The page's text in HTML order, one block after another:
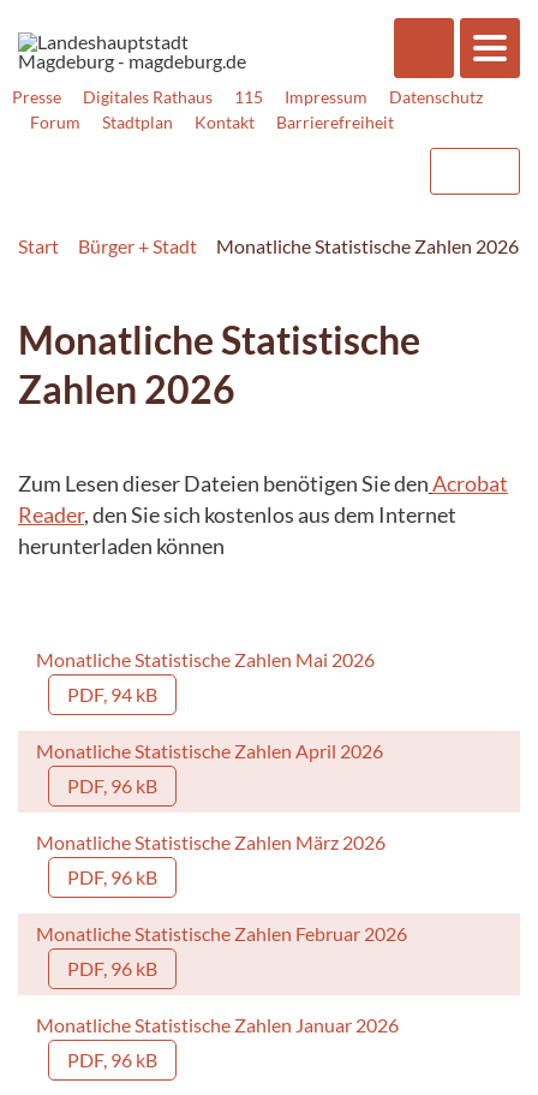
Presse Digitales Rathaus 115 Impressum
Datenschutz
Forum
Stadtplan Kontakt Barrierefreiheit
Start Bürger + Stadt Monatliche Statistische Zahlen 2026
Monatliche Statistische
Zahlen 2026
Zum Lesen dieser Dateien benötigen Sie denAcrobat
Reader, den Sie sich kostenlos aus dem Internet
herunterladen können
Monatliche Statistische Zahlen Mai 2026
PDF, 94 kB
Monatliche Statistische Zahlen April 2026
PDF, 96 kB
Monatliche Statistische Zahlen März 2026
PDF, 96 kB
Monatliche Statistische Zahlen Februar 2026
PDF, 96 kB
Monatliche Statistische Zahlen Januar 2026
PDF, 96 kB